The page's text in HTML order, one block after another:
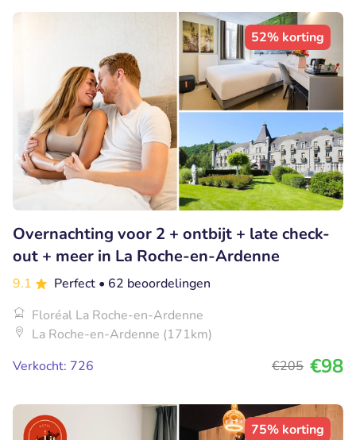
52% korting
Overnachting voor 2 + ontbijt + late check-
out + meer in La Roche-en-Ardenne
9.1 Perfect • 62 beoordelingen
Floréal La Roche-en-Ardenne
La Roche-en-Ardenne (171km)
Verkocht: 726
€205 €98
75% korting